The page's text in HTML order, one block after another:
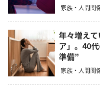
家族・人間関
年々増え
ア」。40
準備”
家族・人間関